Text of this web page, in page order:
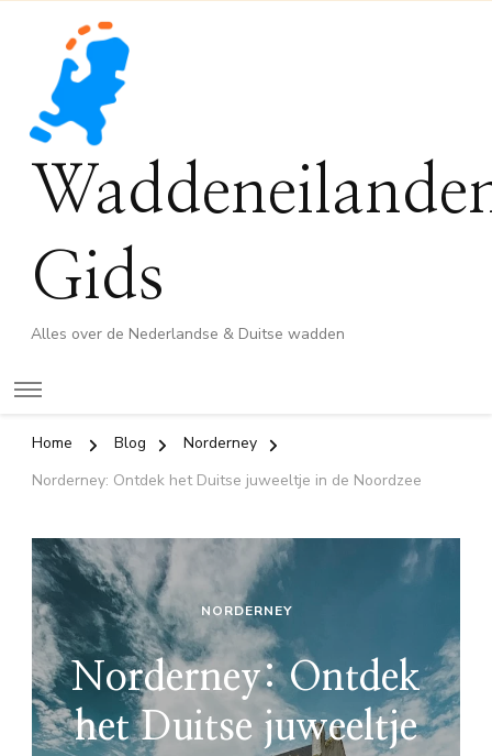
Gids
Alles over de Nederlandse & Duitse wadden
Home Blog
Norderney
Norderney: Ontdek het Duitse juweeltje in de Noordzee
NORDERNEY
Norderney: Ontdek
het Duitse juweeltje